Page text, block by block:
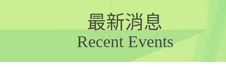
最新消息
Recent Events